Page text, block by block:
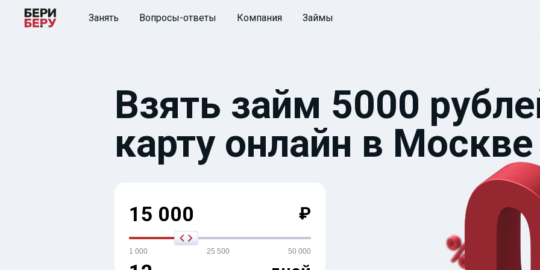
Занять Вопросы-ответы Компания Займы
Взять займ 5000
карту онлайн в Москве
15 000 ₽
1 000 25 500 50 000